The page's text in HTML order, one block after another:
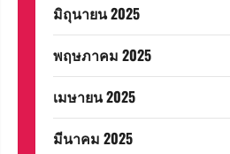
มิถุนายน 2025
พฤษภาคม 2025
เมษายน 2025
มีนาคม 2025